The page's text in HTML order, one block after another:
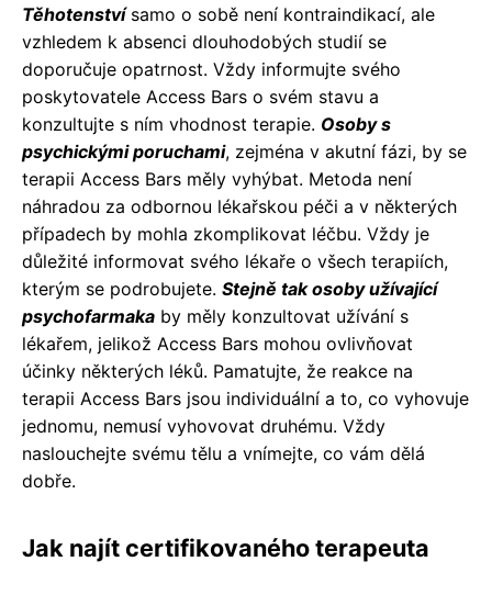
Těhotenstvísamo o sobě není kontraindikací, ale
vzhledem k absenci dlouhodobých studií se
doporučuje opatrnost. Vždy informujte svého
poskytovatele Access Bars o svém stavu a
konzultujte s ním vhodnost terapie. Osoby s
psychickými poruchami, zejména v akutní fázi, by se
terapii Access Bars měly vyhýbat. Metoda není
náhradou za odbornou lékařskou péči a v některých
případech by mohla zkomplikovat léčbu. Vždy je
důležité informovat svého lékaře o všech terapiích,
kterým se podrobujete. Stejně tak osoby užívající
psychofarmaka by měly konzultovat užívání s
lékařem, jelikož Access Bars mohou ovlivňovat
účinky některých léků. Pamatujte, že reakce na
terapii Access Bars jsou individuální a to, co vyhovuje
jednomu, nemusí vyhovovat druhému. Vždy
naslouchejte svému tělu a vnímejte, co vám dělá
dobře.
Jak najít certifikovaného terapeuta